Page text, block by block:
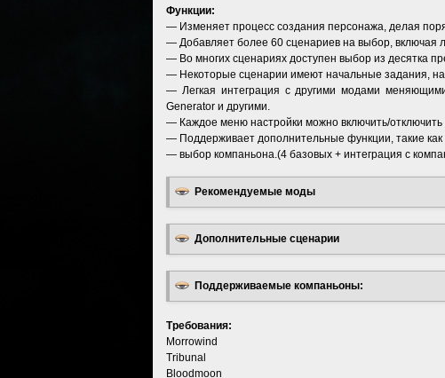
Функции:
— Изменяет процесс создания персонажа, делая
— Добавляет более 60 сценариев на выбор,
— Во многих сценариях доступен выбор из десятка
— Некоторые сценарии имеют начальные задания,
— Легкая интеграция с другими модами
Generator и другими.
— Каждое меню настройки можно включить/
— Поддерживает дополнительные функции, такие
— выбор компаньона.(4 базовых + интеграция с
Рекомендуемые моды
Дополнительные сценарии
Поддерживаемые компаньоны:
Требования:
Morrowind
Tribunal
Bloodmoon